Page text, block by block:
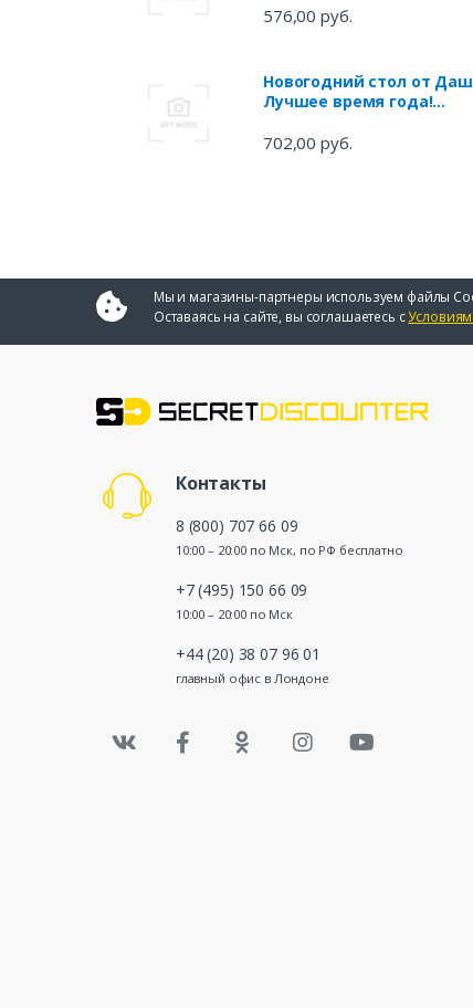
576,00 руб.
Новогодний стол от
Лучшее время года!
702,00 руб.
Мы и магазины-партнеры используем файлы
Оставаясь на сайте, вы соглашаетесь с
Контакты
8 (800) 707 66 09
10:00 – 20:00 по Мск, по РФ бесплатно
+7 (495) 150 66 09
10:00 – 20:00 по Мск
+44 (20) 38 07 96 01
главный офис в Лондоне